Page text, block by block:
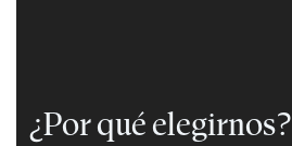
¿Por qué elegirnos?